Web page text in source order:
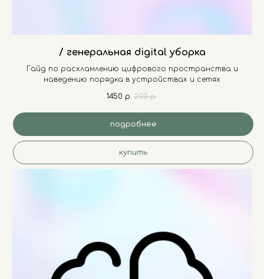
/ генеральная digital уборка
Гайд по расхламлению цифрового пространства и
наведению порядка в устройствах и сетях
1450 р. 200 р.
подробнее
купить